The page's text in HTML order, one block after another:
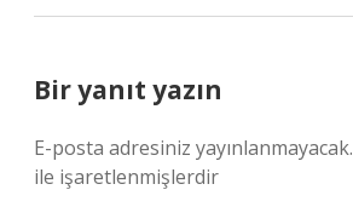
Bir yanıt yazın
E-posta adresiniz yayınlanmayacak.
ile işaretlenmişlerdir